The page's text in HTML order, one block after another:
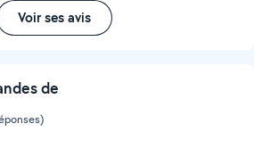
Voir ses avis
de